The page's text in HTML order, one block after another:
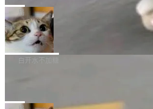
了。 闲置的 cell 会休眠到几乎不占资源。当
l 迁移或唤醒时，新宿主从 S3 恢复 SQLite 数
库继续执行。存储库是持久化的唯一真相...
例如iQOO Z11i、REDMI Note 17、REDMI
te 17 Pro、OPPO K15，要么是vivo X300 E这
样的次旗舰。 Galaxy Z Fold8 Ultra / Z Fold8
Z Flip8三款折叠屏新机均在7月22日发布，且全
部搭载骁龙8 Elite Gen5 for Galaxy，它们本该
个在 git commit 之间记录每一次编辑操作的版
本控制系统。目前处于 Early Access 阶段。 De
ltaDB 的核心思路直接写在 landing page 最显
眼的位置：「Software is made between com
mits」——软件是在 commit 之间写出来的。git
是把这段空隙补上。 回退到任何一次编辑：Delt
局
SpaceXAI 单季资本开支达 183 亿美元
根据风险投资人Tomer Tunguz 博客（VC 分
析）披露的最新分析与第二季度业绩报告，Spac
微软同期总资本开支的四成。 与亚马逊、Alpha
白开水不加糖
一个在终端里运行的编程 agent；Muse Spark